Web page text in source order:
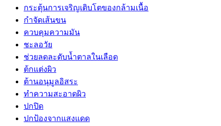
กระตุ้นการเจริญเติบโตของกล้ามเนื้อ
กำจัดเส้นขน
ควบคุมความมัน
ชะลอวัย
ช่วยลดละดับน้ำตาลในเลือด
ต้กแต่งผิว
ต้านอนุมูลอิสระ
ทำความสะอาดผิว
ปกปิด
ปกป้องจากแสงแดด